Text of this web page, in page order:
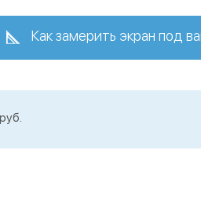
Как замерить экран под